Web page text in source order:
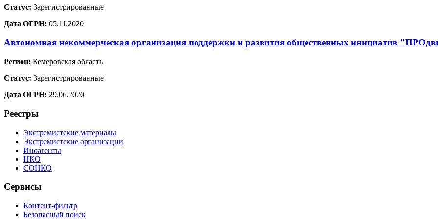
Статус: Зарегистрированные
Дата ОГРН: 05.11.2020
Автономная некоммерческая организация поддержки и развития общественных инициатив
Регион: Кемеровская область
Статус: Зарегистрированные
Дата ОГРН: 29.06.2020
Реестры
Экстремистские материалы
Экстремистские организации
Иноагенты
НКО
СОНКО
Сервисы
Контент-фильтр
Безопасный поиск